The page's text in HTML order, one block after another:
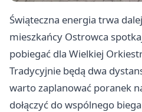
Świąteczna energia trwa
mieszkańcy Ostrowca
pobiegać dla Wielkiej
Tradycyjnie będą dwa
warto zaplanować poranek
dołączyć do wspólnego